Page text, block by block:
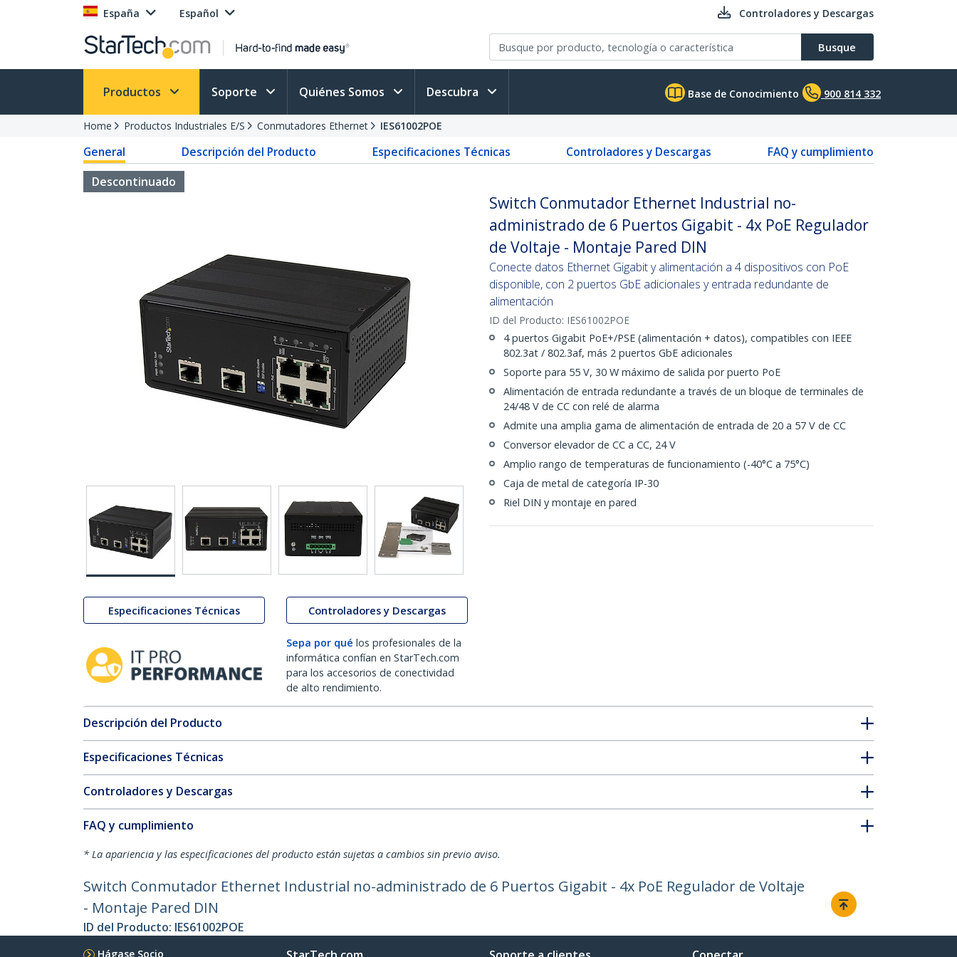
España Español Controladores y Descargas
Busque
Productos Soporte Quiénes Somos Descubra Base de Conocimiento 900 814 332
Home Productos Industriales E/S Conmutadores Ethernet IES61002POE
General Descripción del Producto Especificaciones Técnicas Controladores y Descargas
FAQ y cumplimiento
Descontinuado
Especificaciones Técnicas Controladores y Descargas
Sepa por qué los profesionales de la
informática confían en StarTech.com
para los accesorios de conectividad
de alto rendimiento.
Switch Conmutador Ethernet Industrial no-
administrado de 6 Puertos Gigabit - 4x PoE Regulador
de Voltaje - Montaje Pared DIN
Conecte datos Ethernet Gigabit y alimentación a 4 dispositivos con PoE
disponible, con 2 puertos GbE adicionales y entrada redundante de
alimentación
ID del Producto: IES61002POE
4 puertos Gigabit PoE+/PSE (alimentación + datos), compatibles con IEEE
802.3at / 802.3af, más 2 puertos GbE adicionales
Soporte para 55 V, 30 W máximo de salida por puerto PoE
Alimentación de entrada redundante a través de un bloque de terminales de
24/48 V de CC con relé de alarma
Admite una amplia gama de alimentación de entrada de 20 a 57 V de CC
Conversor elevador de CC a CC, 24 V
Amplio rango de temperaturas de funcionamiento (-40°C a 75°C)
Caja de metal de categoría IP-30
Riel DIN y montaje en pared
Descripción del Producto
Especificaciones Técnicas
Controladores y Descargas
FAQ y cumplimiento
* La apariencia y las especificaciones del producto están sujetas a cambios sin previo aviso.
Switch Conmutador Ethernet Industrial no-administrado de 6 Puertos Gigabit - 4x PoE Regulador de Voltaje
- Montaje Pared DIN
ID del Producto: IES61002POE
Hágase Socio